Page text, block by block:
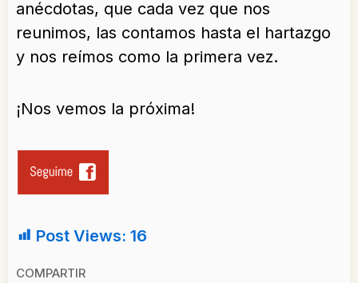
anécdotas, que cada vez que nos
reunimos, las contamos hasta el hartazgo
y nos reímos como la primera vez.
¡Nos vemos la próxima!
Post Views: 16
COMPARTIR